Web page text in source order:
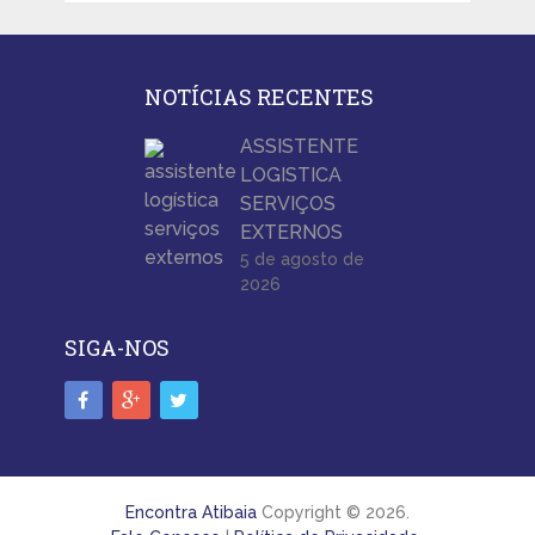
NOTÍCIAS RECENTES
ASSISTENTE
LOGISTICA
SERVIÇOS
EXTERNOS
5 de agosto de
2026
SIGA-NOS
Encontra AtibaiaCopyright © 2026.